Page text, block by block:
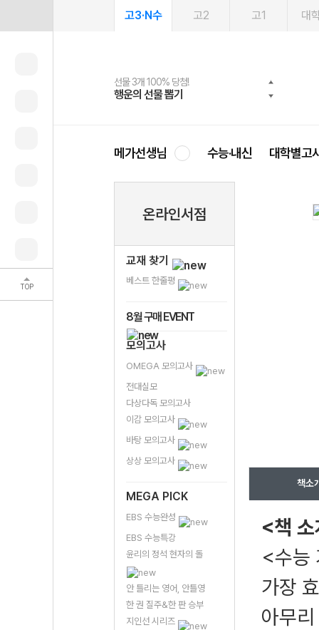
TOP
고3·N수 고2 고1 대
선물 3개 100% 당첨!
행운의 선물 뽑기
선물 100% 증정!
메가스터디 X 올리브
여름방학 스터디 캐시백
메가런 썸머스쿨
2027 러셀 단과
강사 공개선발
스마트러닝앱
설문 EVENT
메가패스
3일 무료 체험권
메가패스 수강생 무료혜택!
메가클럽 멤버십
사회공헌 캠페인
희망이룸 메가나눔
메가선생님 수능·내신 대학별고
온라인서점
교재 찾기
베스트 한줄평
8월 구매 EVENT
모의고사
OMEGA 모의고사
전대실모
다상다독 모의고사
이감 모의고사
바탕 모의고사
상상 모의고사
MEGA PICK
EBS 수능완성
EBS 수능특강
윤리의 정석 현자의 돌
안 틀리는 영어, 안틀영
한 권 질주&한 판 승부
지인선 시리즈
책소
<책
<수능
가장
아무